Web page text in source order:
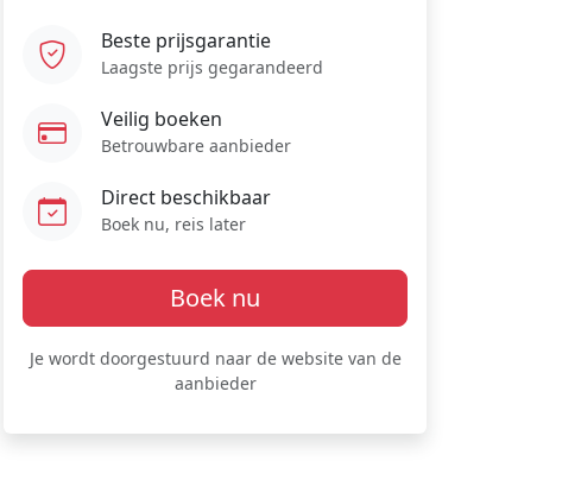
Beste prijsgarantie
Laagste prijs gegarandeerd
Veilig boeken
Betrouwbare aanbieder
Direct beschikbaar
Boek nu, reis later
Boek nu
Je wordt doorgestuurd naar de website van de
aanbieder